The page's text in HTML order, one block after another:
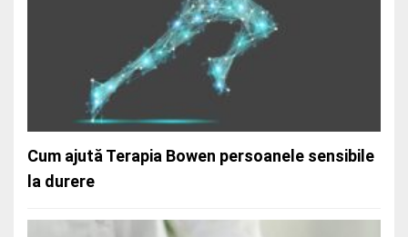
Cum ajută Terapia Bowen persoanele sensibile
la durere
Cifoza și terapia Bowen: când blândețea
vindecă